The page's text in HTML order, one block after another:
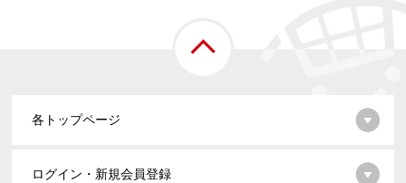
各トップページ
ログイン・新規会員登録